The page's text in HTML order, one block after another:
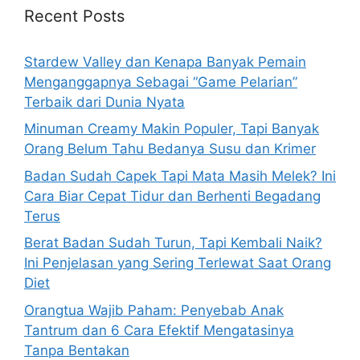
h
r
:
Recent Posts
Stardew Valley dan Kenapa Banyak Pemain
Menganggapnya Sebagai “Game Pelarian”
Terbaik dari Dunia Nyata
Minuman Creamy Makin Populer, Tapi Banyak
Orang Belum Tahu Bedanya Susu dan Krimer
Badan Sudah Capek Tapi Mata Masih Melek? Ini
Cara Biar Cepat Tidur dan Berhenti Begadang
Terus
Berat Badan Sudah Turun, Tapi Kembali Naik?
Ini Penjelasan yang Sering Terlewat Saat Orang
Diet
Orangtua Wajib Paham: Penyebab Anak
Tantrum dan 6 Cara Efektif Mengatasinya
Tanpa Bentakan